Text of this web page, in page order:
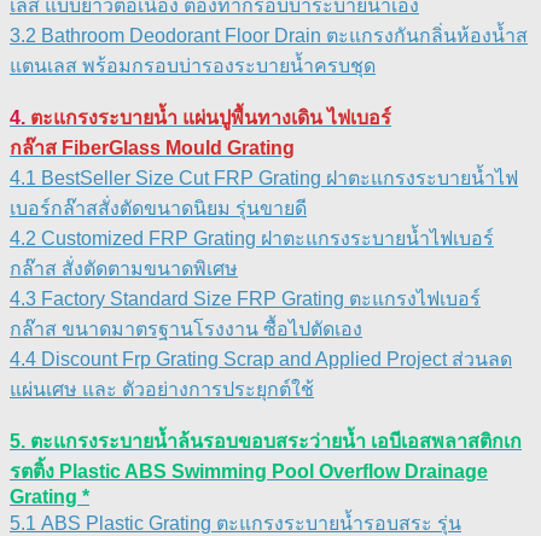
เลส แบบยาวต่อเนื่อง ต้องทำกรอบบ่าระบายน้ำเอง
3.2 Bathroom Deodorant Floor Drain ตะแกรงกันกลิ่นห้องน้ำส
แตนเลส พร้อมกรอบบ่ารองระบายน้ำครบชุด
4. ตะแกรงระบายน้ำ แผ่นปูพื้นทางเดิน ไฟเบอร์
กล๊าส FiberGlass Mould Grating
4.1 BestSeller Size Cut FRP Grating ฝาตะแกรงระบายน้ำไฟ
เบอร์กล๊าสสั่งตัดขนาดนิยม รุ่นขายดี
4.2 Customized FRP Grating ฝาตะแกรงระบายน้ำไฟเบอร์
กล๊าส สั่งตัดตามขนาดพิเศษ
4.3 Factory Standard Size FRP Grating ตะแกรงไฟเบอร์
กล๊าส ขนาดมาตรฐานโรงงาน ซื้อไปตัดเอง
4.4 Discount Frp Grating Scrap and Applied Project ส่วนลด
แผ่นเศษ และ ตัวอย่างการประยุกต์ใช้
5. ตะแกรงระบายน้ำล้นรอบขอบสระว่ายน้ำ เอบีเอสพลาสติกเก
รตติ้ง Plastic ABS Swimming Pool Overflow Drainage
Grating *
5.1 ABS Plastic Grating ตะแกรงระบายน้ำรอบสระ รุ่น